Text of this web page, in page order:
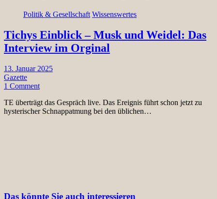
Politik & Gesellschaft Wissenswertes
Tichys Einblick – Musk und Weidel: Das
Interview im Orginal
13. Januar 2025
Gazette
1 Comment
TE überträgt das Gespräch live. Das Ereignis führt schon jetzt zu
hysterischer Schnappatmung bei den üblichen…
Das könnte Sie auch interessieren